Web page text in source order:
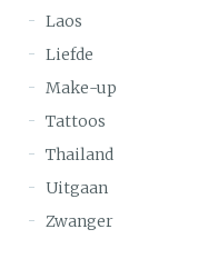
Laos
Liefde
Make-up
Tattoos
Thailand
Uitgaan
Zwanger